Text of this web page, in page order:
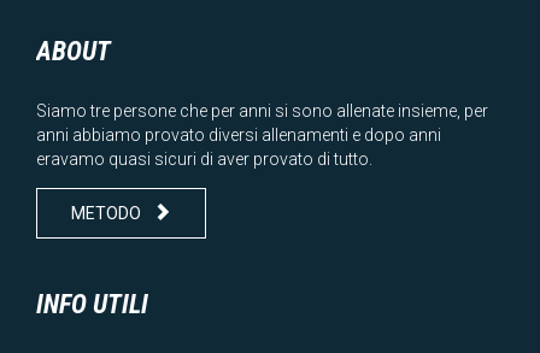
ABOUT
Siamo tre persone che per anni si sono allenate insieme, per
anni abbiamo provato diversi allenamenti e dopo anni
eravamo quasi sicuri di aver provato di tutto.
METODO 
INFO UTILI